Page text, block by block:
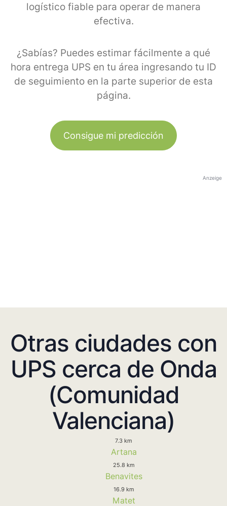
logístico fiable para operar de manera
efectiva.
¿Sabías? Puedes estimar fácilmente a qué
hora entrega UPS en tu área ingresando tu ID
de seguimiento en la parte superior de esta
página.
Consigue mi predicción
Anzeige
Otras ciudades con
UPS cerca de Onda
(Comunidad
Valenciana)
7.3 km
Artana
25.8 km
Benavites
16.9 km
Matet